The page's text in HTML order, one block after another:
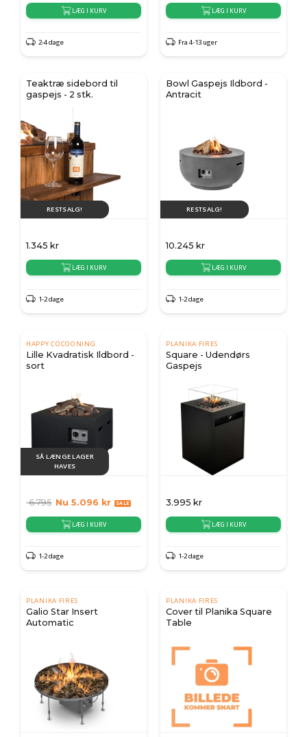
LÆG I KURV
2-4 dage
LÆG I KURV
Fra 4-13 uger
Teaktræ sidebord til
gaspejs - 2 stk.
RESTSALG!
1.345 kr
LÆG I KURV
1-2 dage
Bowl Gaspejs Ildbord -
Antracit
RESTSALG!
10.245 kr
LÆG I KURV
1-2 dage
HAPPY COCOONING
Lille Kvadratisk Ildbord -
sort
SÅ LÆNGE LAGER
HAVES
6.795 Nu 5.096 kr
LÆG I KURV
1-2 dage
PLANIKA FIRES
Square - Udendørs
Gaspejs
3.995 kr
LÆG I KURV
1-2 dage
PLANIKA FIRES
Galio Star Insert
Automatic
PLANIKA FIRES
Cover til Planika Square
Table